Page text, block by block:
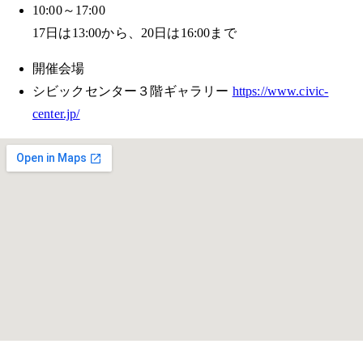
10:00～17:00
17日は13:00から、20日は16:00まで
開催会場
シビックセンター３階ギャラリー https://www.civic-
center.jp/